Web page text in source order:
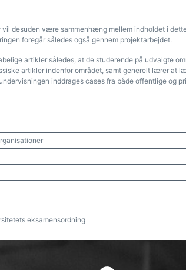
desuden være sammenhæng mellem indholdet i
foregår således også gennem projektarbejdet.
artikler således, at de studerende på udvalgte
artikler indenfor området, samt generelt lærer at
inddrages cases fra både offentlige og
eksamensordning